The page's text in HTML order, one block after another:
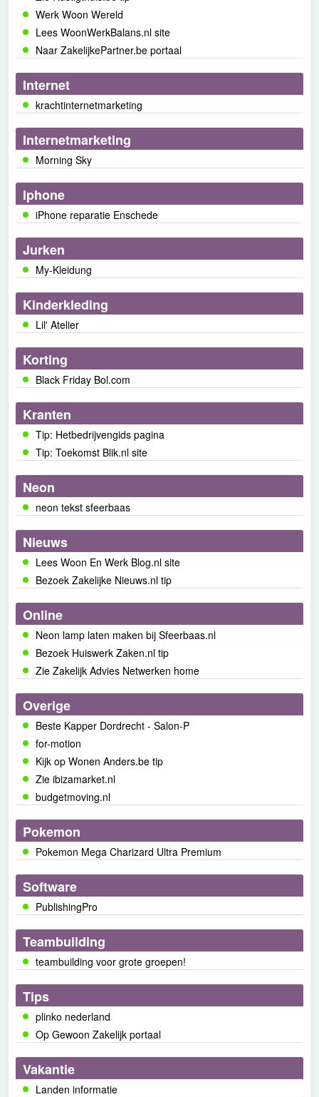
Werk Woon Wereld
Lees WoonWerkBalans.nl site
Naar ZakelijkePartner.be portaal
Internet
krachtinternetmarketing
Internetmarketing
Morning Sky
Iphone
iPhone reparatie Enschede
Jurken
My-Kleidung
Kinderkleding
Lil' Atelier
Korting
Black Friday Bol.com
Kranten
Tip: Hetbedrijvengids pagina
Tip: Toekomst Blik.nl site
Neon
neon tekst sfeerbaas
Nieuws
Lees Woon En Werk Blog.nl site
Bezoek Zakelijke Nieuws.nl tip
Online
Neon lamp laten maken bij Sfeerbaas.nl
Bezoek Huiswerk Zaken.nl tip
Zie Zakelijk Advies Netwerken home
Overige
Beste Kapper Dordrecht - Salon-P
for-motion
Kijk op Wonen Anders.be tip
Zie ibizamarket.nl
budgetmoving.nl
Pokemon
Pokemon Mega Charizard Ultra Premium
Software
PublishingPro
Teambuilding
teambuilding voor grote groepen!
Tips
plinko nederland
Op Gewoon Zakelijk portaal
Vakantie
Landen informatie